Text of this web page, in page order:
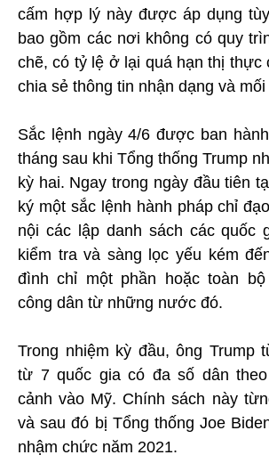
cấm hợp lý này được áp dụng
bao gồm các nơi không có quy
chẽ, có tỷ lệ ở lại quá hạn thị thực
chia sẻ thông tin nhận dạng và mối
Sắc lệnh ngày 4/6 được ban
tháng sau khi Tổng thống Trump
kỳ hai. Ngay trong ngày đầu tiên
ký một sắc lệnh hành pháp chỉ
nội các lập danh sách các quốc
kiểm tra và sàng lọc yếu kém
đình chỉ một phần hoặc toàn
công dân từ những nước đó.
Trong nhiệm kỳ đầu, ông Trump
từ 7 quốc gia có đa số dân
cảnh vào Mỹ. Chính sách này
và sau đó bị Tổng thống Joe
nhậm chức năm 2021.